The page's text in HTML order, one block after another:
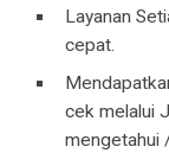
Layanan
cepat.
cek melalui
mengetahui